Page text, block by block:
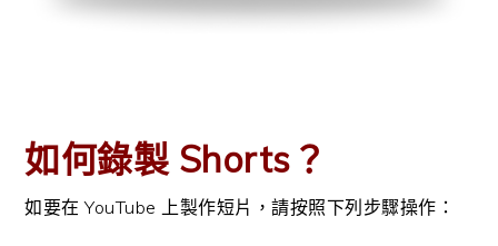
如何錄製 Shorts？
如要在 YouTube 上製作短片，請按照下列步驟操作：